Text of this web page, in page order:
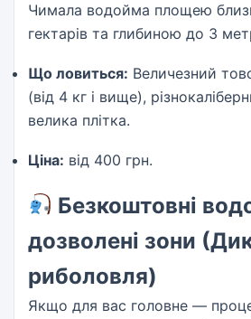
Чимала водойма площею
гектарів та глибиною до 3
Що ловиться: Величезний
(від 4 кг і вище),
велика плітка.
Ціна: від 400 грн.
Безкоштовні
дозволені зони
риболовля)
Якщо для вас головне —